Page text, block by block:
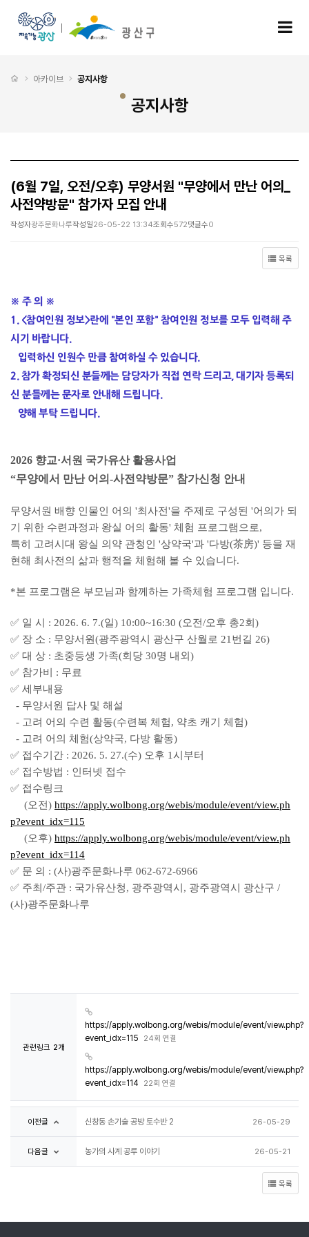
처음으로
아카이브 공지사항
공지사항
(6월 7일, 오전/오후) 무양서원 "무양에서 만난 어의_
사전약방문" 참가자 모집 안내
작성자광주문화나루작성일26-05-22 13:34조회수572댓글수0
목록
※ 주 의 ※
1. <참여인원 정보>란에 "본인 포함" 참여인원 정보를 모두 입력해 주
시기 바랍니다.
입력하신 인원수 만큼 참여하실 수 있습니다.
2. 참가 확정되신 분들께는 담당자가 직접 연락 드리고, 대기자 등록되
신 분들께는 문자로 안내해 드립니다.
양해 부탁 드립니다.
2026 향교·서원 국가유산 활용사업
“무양에서 만난 어의-사전약방문” 참가신청 안내
무양서원 배향 인물인 어의 '최사전'을 주제로 구성된 '어의가 되
기 위한 수련과정과 왕실 어의 활동' 체험 프로그램으로,
특히 고려시대 왕실 의약 관청인 '상약국'과 '다방(茶房)' 등을 재
현해 최사전의 삶과 행적을 체험해 볼 수 있습니다.
*본 프로그램은 부모님과 함께하는 가족체험 프로그램 입니다.
✅ 일 시 : 2026. 6. 7.(일) 10:00~16:30 (오전/오후 총2회)
✅ 장 소 : 무양서원(광주광역시 광산구 산월로 21번길 26)
✅ 대 상 : 초중등생 가족(회당 30명 내외)
✅ 참가비 : 무료
✅ 세부내용
- 무양서원 답사 및 해설
- 고려 어의 수련 활동(수련복 체험, 약초 캐기 체험)
- 고려 어의 체험(상약국, 다방 활동)
✅ 접수기간 : 2026. 5. 27.(수) 오후 1시부터
✅ 접수방법 : 인터넷 접수
✅ 접수링크
(오전) https://apply.wolbong.org/webis/module/event/view.ph
p?event_idx=115
(오후) https://apply.wolbong.org/webis/module/event/view.ph
p?event_idx=114
✅ 문 의 : (사)광주문화나루 062-672-6966
✅ 주최/주관 : 국가유산청, 광주광역시, 광주광역시 광산구 /
(사)광주문화나루
관련링크 2개
https://apply.wolbong.org/webis/module/event/view.php?
event_idx=115
24회 연결
https://apply.wolbong.org/webis/module/event/view.php?
event_idx=114
22회 연결
이전글 신창동 손기술 공방 토수반 2 26-05-29
다음글 농가의 사계 공루 이야기 26-05-21
목록